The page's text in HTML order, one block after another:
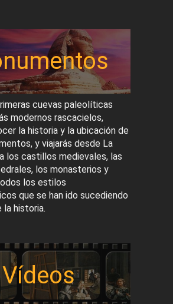
cuevas paleolíticas
modernos rascacielos,
la historia y la ubicación de
y viajarás desde La
los castillos medievales, las
los monasterios y
los estilos
que se han ido sucediendo
la historia.
Vídeos